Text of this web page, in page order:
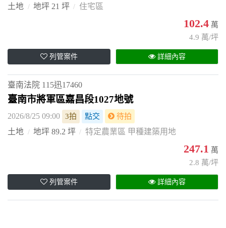
土地 地坪 21 坪 住宅區
102.4 萬
4.9 萬/坪
列管案件 詳細內容
臺南法院 115迅17460
臺南市將軍區嘉昌段1027地號
2026/8/25 09:00 3拍 點交 待拍
土地 地坪 89.2 坪 特定農業區 甲種建築用地
247.1 萬
2.8 萬/坪
列管案件 詳細內容